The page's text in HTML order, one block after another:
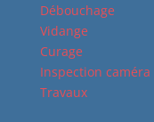
Débouchage
Vidange
Curage
Inspection caméra
Travaux